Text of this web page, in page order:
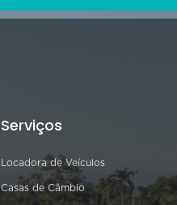
Serviços
Locadora de Veículos
Casas de Câmbio